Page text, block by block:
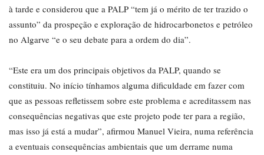
à tarde e considerou que a PALP “tem já o mérito de ter trazido o
assunto” da prospeção e exploração de hidrocarbonetos e petróleo
no Algarve “e o seu debate para a ordem do dia”.
“Este era um dos principais objetivos da PALP, quando se
constituiu. No início tínhamos alguma dificuldade em fazer com
que as pessoas refletissem sobre este problema e acreditassem nas
consequências negativas que este projeto pode ter para a região,
mas isso já está a mudar”, afirmou Manuel Vieira, numa referência
a eventuais consequências ambientais que um derrame numa